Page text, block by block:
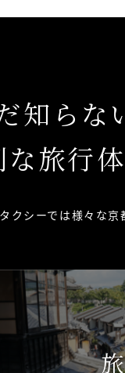
知らな
な旅行
クシーでは様々な京